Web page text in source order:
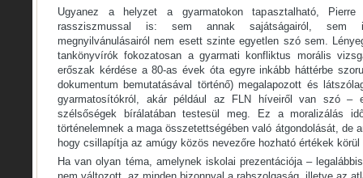
Ugyanez a helyzet a gyarmatokon tapasztalható,
rassziszmussal is: sem annak sajátságairól, sem
megnyilvánulásairól nem esett szinte egyetlen szó sem.
tankönyvírók fokozatosan a gyarmati konfliktus morális
erőszak kérdése a 80-as évek óta egyre inkább háttérbe
dokumentum bemutatásával történő) megalapozott és
gyarmatosítókról, akár például az FLN híveiről van szó –
szélsőségek bírálatában testesül meg. Ez a moralizálás
történelemnek a maga összetettségében való átgondolását, de
hogy csillapítja az amúgy közös nevezőre hozható értékek
Ha van olyan téma, amelynek iskolai prezentációja –